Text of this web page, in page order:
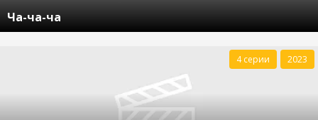
Ча-ча-ча
4 серии 2023